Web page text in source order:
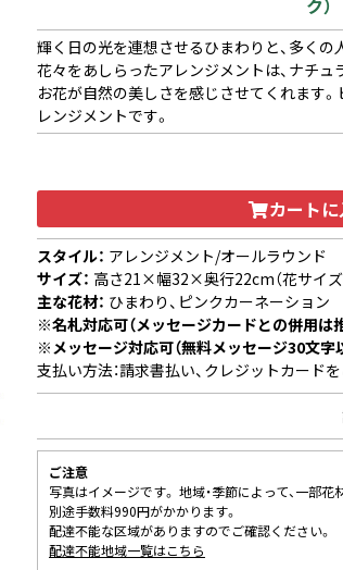
ク）
輝く日の光を連想させるひまわりと、多く
花々をあしらったアレンジメントは、ナチ
お花が自然の美しさを感じさせてくれます
レンジメントです。
カート
スタイル： アレンジメント/オールラウンド
サイズ： 高さ21×幅32×奥行22cm（花サイズ
主な花材： ひまわり、ピンクカーネーション
※名札対応可（メッセージカードとの併用は
※メッセージ対応可（無料メッセージ30文字
支払い方法：請求書払い、クレジットカード
ご注意
写真はイメージです。 地域・季節によって、一部花
別途手数料990円がかかります。
配達不能な区域がありますのでご確認ください。
配達不能地域一覧はこちら